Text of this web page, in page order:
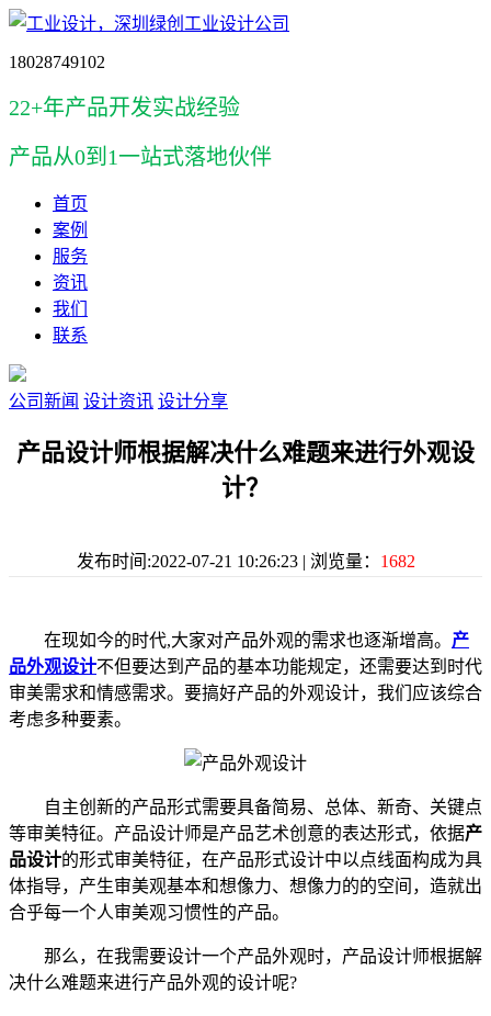
18028749102
22+年产品开发实战经验
产品从0到1一站式落地伙伴
首页
案例
服务
资讯
我们
联系
公司新闻 设计资讯 设计分享
产品设计师根据解决什么难题来进行外观设
计？
发布时间:2022-07-21 10:26:23 | 浏览量： 1682
在现如今的时代,大家对产品外观的需求也逐渐增高。 产
品外观设计不但要达到产品的基本功能规定，还需要达到时代
审美需求和情感需求。要搞好产品的外观设计，我们应该综合
考虑多种要素。
自主创新的产品形式需要具备简易、总体、新奇、关键点
等审美特征。产品设计师是产品艺术创意的表达形式，依据产
品设计的形式审美特征，在产品形式设计中以点线面构成为具
体指导，产生审美观基本和想像力、想像力的的空间，造就出
合乎每一个人审美观习惯性的产品。
那么，在我需要设计一个产品外观时，产品设计师根据解
决什么难题来进行产品外观的设计呢?